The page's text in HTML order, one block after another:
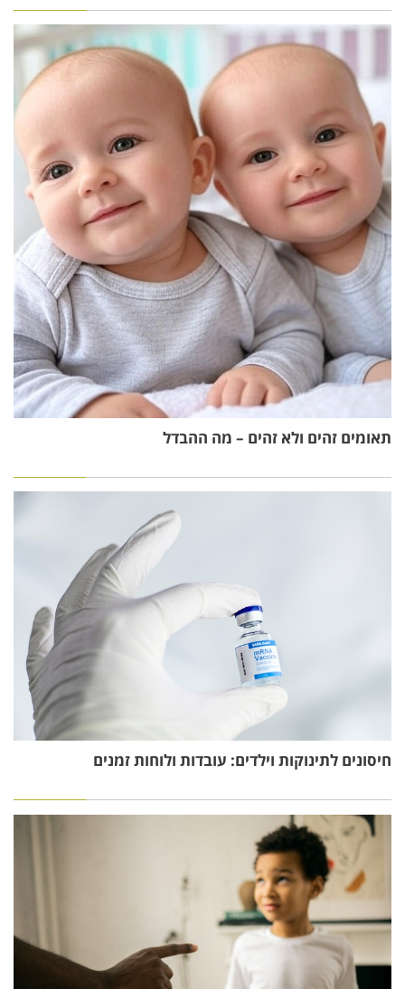
תאומים זהים ולא זהים – מה ההבדל
חיסונים לתינוקות וילדים: עובדות ולוחות זמנים